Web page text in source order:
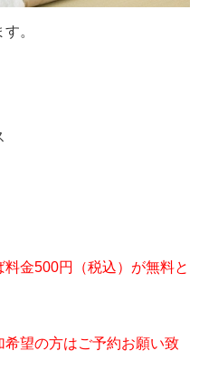
。
金500円
（税込）が無料と
望の方はご予約お願い致